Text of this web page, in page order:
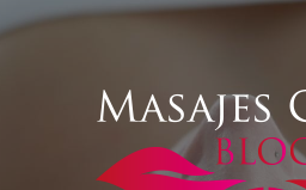
Saltar